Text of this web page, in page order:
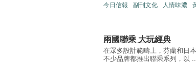
今日信報 副刊文化 人情味濃
兩國聯乘 大玩經典
在眾多設計範疇上，芬蘭和日
不少品牌都推出聯乘系列，以 ...